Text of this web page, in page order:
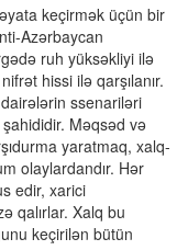
keçirmək üçün bir
Azərbaycan
ruh yüksəkliyi ilə
hissi ilə qarşılanır.
dairələrin ssenariləri
şahididir. Məqsəd və
yaratmaq, xalq-
olaylardandır. Hər
edir, xarici
qalırlar. Xalq bu
keçirilən bütün